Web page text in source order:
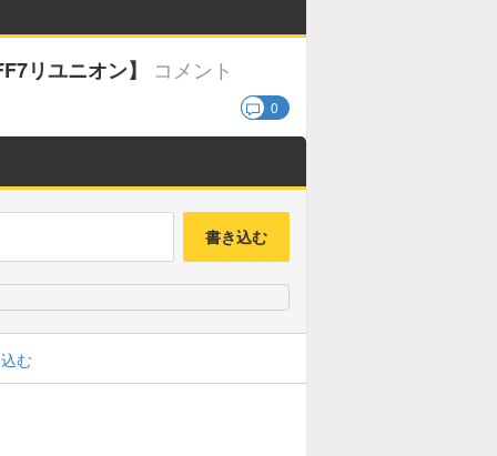
リユニオン】 コメント
0
書き込む
む